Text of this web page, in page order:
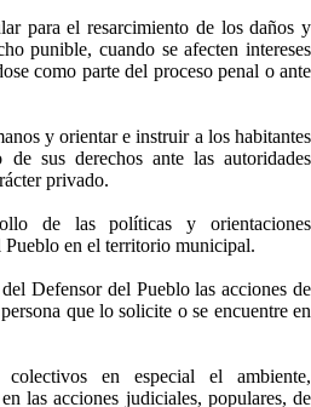
para el resarcimiento de los daños y
punible, cuando se afecten intereses
como parte del proceso penal o ante
y orientar e instruir a los habitantes
sus derechos ante las autoridades
privado.
de las políticas y orientaciones
en el territorio municipal.
Defensor del Pueblo las acciones de
que lo solicite o se encuentre en
colectivos en especial el ambiente,
las acciones judiciales, populares, de